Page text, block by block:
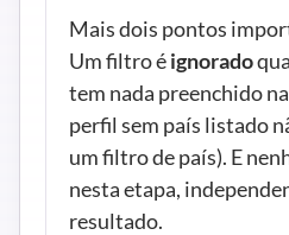
Mais dois pontos
Um filtro é ignorado
tem nada preenchido
perfil sem país listado
um filtro de país). E
nesta etapa,
resultado.